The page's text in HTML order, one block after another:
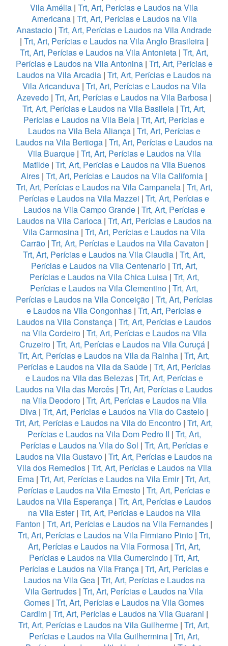
Vila Amélia | Trt, Art, Perícias e Laudos na Vila
Americana| Trt, Art, Perícias e Laudos na Vila
Anastacio | Trt, Art, Perícias e Laudos na Vila Andrade
| Trt, Art, Perícias e Laudos na Vila Anglo Brasileira |
Trt, Art, Perícias e Laudos na Vila Antonieta | Trt, Art,
Perícias e Laudos na Vila Antonina| Trt, Art, Perícias e
Laudos na Vila Arcadia | Trt, Art, Perícias e Laudos na
Vila Aricanduva| Trt, Art, Perícias e Laudos na Vila
Azevedo| Trt, Art, Perícias e Laudos na Vila Barbosa|
Trt, Art, Perícias e Laudos na Vila Basileia | Trt, Art,
Perícias e Laudos na Vila Bela | Trt, Art, Perícias e
Laudos na Vila Bela Aliança| Trt, Art, Perícias e
Laudos na Vila Bertioga| Trt, Art, Perícias e Laudos na
Vila Buarque| Trt, Art, Perícias e Laudos na Vila
Matilde| Trt, Art, Perícias e Laudos na Vila Buenos
Aires | Trt, Art, Perícias e Laudos na Vila California |
Trt, Art, Perícias e Laudos na Vila Campanela| Trt, Art,
Perícias e Laudos na Vila Mazzei | Trt, Art, Perícias e
Laudos na Vila Campo Grande| Trt, Art, Perícias e
Laudos na Vila Carioca| Trt, Art, Perícias e Laudos na
Vila Carmosina | Trt, Art, Perícias e Laudos na Vila
Carrão| Trt, Art, Perícias e Laudos na Vila Cavaton |
Trt, Art, Perícias e Laudos na Vila Claudia | Trt, Art,
Perícias e Laudos na Vila Centenario| Trt, Art,
Perícias e Laudos na Vila Chica Luisa | Trt, Art,
Perícias e Laudos na Vila Clementino | Trt, Art,
Perícias e Laudos na Vila Conceição| Trt, Art, Perícias
e Laudos na Vila Congonhas | Trt, Art, Perícias e
Laudos na Vila Constança | Trt, Art, Perícias e Laudos
na Vila Cordeiro | Trt, Art, Perícias e Laudos na Vila
Cruzeiro | Trt, Art, Perícias e Laudos na Vila Curuçá |
Trt, Art, Perícias e Laudos na Vila da Rainha | Trt, Art,
Perícias e Laudos na Vila da Saúde| Trt, Art, Perícias
e Laudos na Vila das Belezas| Trt, Art, Perícias e
Laudos na Vila das Mercês| Trt, Art, Perícias e Laudos
na Vila Deodoro | Trt, Art, Perícias e Laudos na Vila
Diva | Trt, Art, Perícias e Laudos na Vila do Castelo |
Trt, Art, Perícias e Laudos na Vila do Encontro | Trt, Art,
Perícias e Laudos na Vila Dom Pedro II | Trt, Art,
Perícias e Laudos na Vila do Sol | Trt, Art, Perícias e
Laudos na Vila Gustavo | Trt, Art, Perícias e Laudos na
Vila dos Remedios| Trt, Art, Perícias e Laudos na Vila
Ema | Trt, Art, Perícias e Laudos na Vila Emir| Trt, Art,
Perícias e Laudos na Vila Ernesto | Trt, Art, Perícias e
Laudos na Vila Esperança | Trt, Art, Perícias e Laudos
na Vila Ester| Trt, Art, Perícias e Laudos na Vila
Fanton | Trt, Art, Perícias e Laudos na Vila Fernandes |
Trt, Art, Perícias e Laudos na Vila Firmiano Pinto | Trt,
Art, Perícias e Laudos na Vila Formosa| Trt, Art,
Perícias e Laudos na Vila Gumercindo| Trt, Art,
Perícias e Laudos na Vila França | Trt, Art, Perícias e
Laudos na Vila Gea| Trt, Art, Perícias e Laudos na
Vila Gertrudes | Trt, Art, Perícias e Laudos na Vila
Gomes | Trt, Art, Perícias e Laudos na Vila Gomes
Cardim| Trt, Art, Perícias e Laudos na Vila Guarani |
Trt, Art, Perícias e Laudos na Vila Guilherme | Trt, Art,
Perícias e Laudos na Vila Guilhermina| Trt, Art,